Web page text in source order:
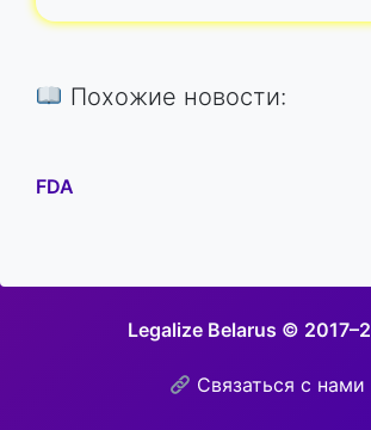
Похожие новости:
FDA
Legalize Belarus ©
Связаться с нами